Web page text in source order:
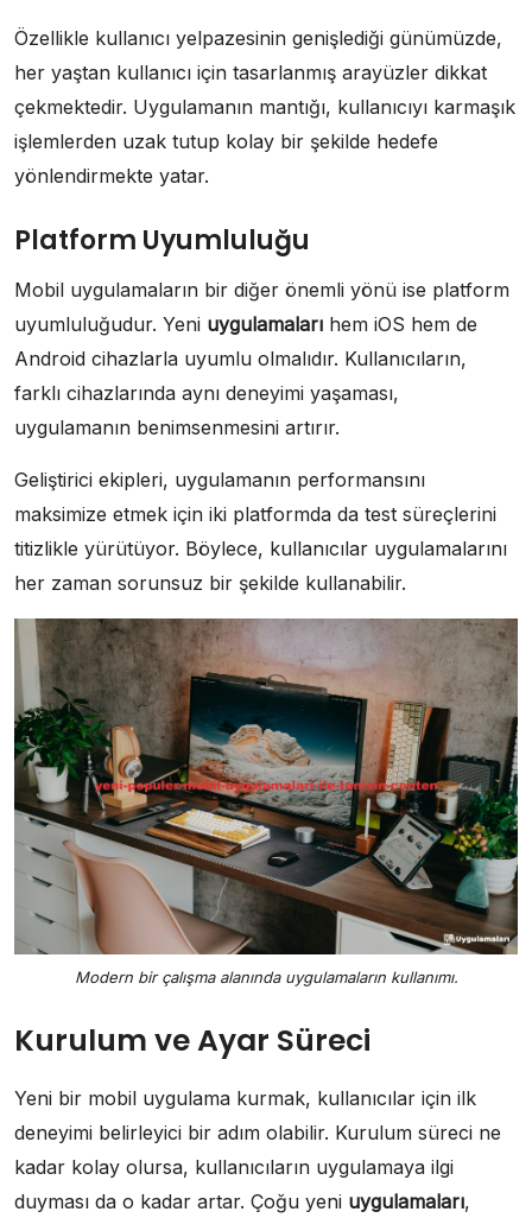
Özellikle kullanıcı yelpazesinin genişlediği günümüzde,
her yaştan kullanıcı için tasarlanmış arayüzler dikkat
çekmektedir. Uygulamanın mantığı, kullanıcıyı karmaşık
işlemlerden uzak tutup kolay bir şekilde hedefe
yönlendirmekte yatar.
Platform Uyumluluğu
Mobil uygulamaların bir diğer önemli yönü ise platform
uyumluluğudur. Yeni uygulamaları hem iOS hem de
Android cihazlarla uyumlu olmalıdır. Kullanıcıların,
farklı cihazlarında aynı deneyimi yaşaması,
uygulamanın benimsenmesini artırır.
Geliştirici ekipleri, uygulamanın performansını
maksimize etmek için iki platformda da test süreçlerini
titizlikle yürütüyor. Böylece, kullanıcılar uygulamalarını
her zaman sorunsuz bir şekilde kullanabilir.
Modern bir çalışma alanında uygulamaların kullanımı.
Kurulum ve Ayar Süreci
Yeni bir mobil uygulama kurmak, kullanıcılar için ilk
deneyimi belirleyici bir adım olabilir. Kurulum süreci ne
kadar kolay olursa, kullanıcıların uygulamaya ilgi
duyması da o kadar artar. Çoğu yeni uygulamaları,